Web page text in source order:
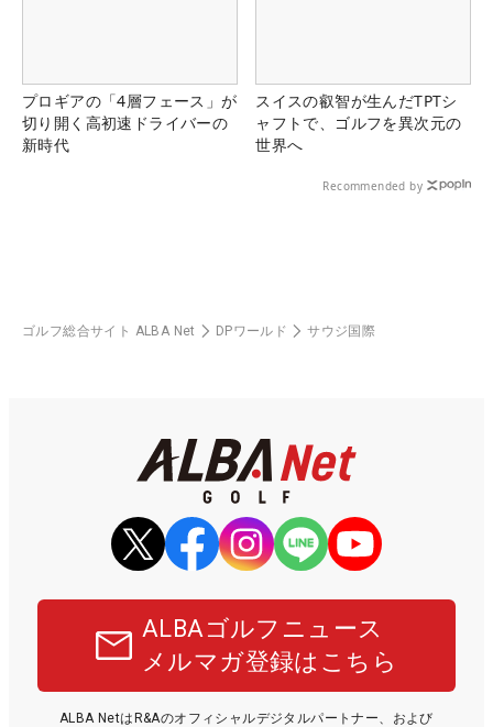
プロギアの「4層フェース」が
切り開く高初速ドライバーの
新時代
スイスの叡智が生んだTPTシ
ャフトで、ゴルフを異次元の
世界へ
Recommended by
ゴルフ総合サイト ALBA Net DPワールド サウジ国際
ALBAゴルフニュース
メルマガ登録はこちら
ALBA NetはR&Aのオフィシャルデジタルパートナー、および